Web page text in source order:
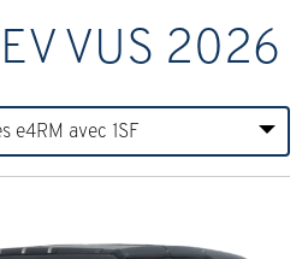
VUS 2026
e4RM avec 1SF